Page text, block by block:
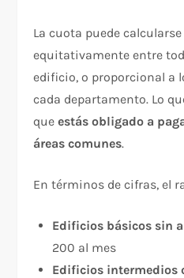
La cuota puede
equitativamente entre
edificio, o proporcional a
cada departamento. Lo
queestás obligado a
áreas comunes.
En términos de cifras, el
Edificios básicos sin
200 al mes
Edificios intermedios